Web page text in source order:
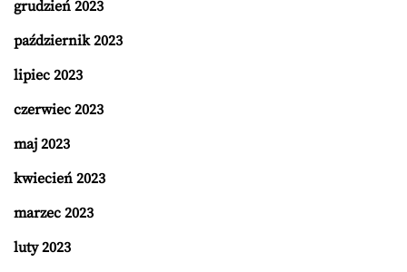
grudzień 2023
październik 2023
lipiec 2023
czerwiec 2023
maj 2023
kwiecień 2023
marzec 2023
luty 2023